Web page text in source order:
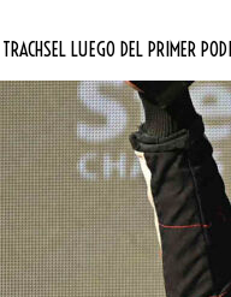
LUEGO DEL PRIMER